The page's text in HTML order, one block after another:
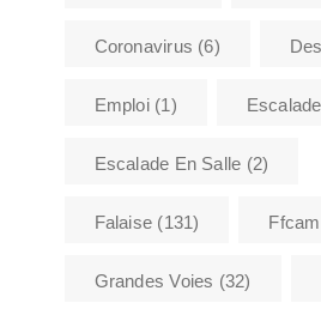
Coronavirus (6)
Emploi(1) Escalade
Escalade En Salle (2)
Falaise (131) Ffcam
Grandes Voies (32)